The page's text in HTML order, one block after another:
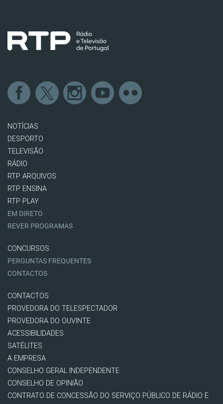
NOTÍCIAS
DESPORTO
TELEVISÃO
RÁDIO
RTP ARQUIVOS
RTP ENSINA
RTP PLAY
EM DIRETO
REVER PROGRAMAS
CONCURSOS
PERGUNTAS FREQUENTES
CONTACTOS
CONTACTOS
PROVEDORA DO TELESPECTADOR
PROVEDORA DO OUVINTE
ACESSIBILIDADES
SATÉLITES
A EMPRESA
CONSELHO GERAL INDEPENDENTE
CONSELHO DE OPINIÃO
CONTRATO DE CONCESSÃO DO SERVIÇO PÚBLICO DE RÁDIO E